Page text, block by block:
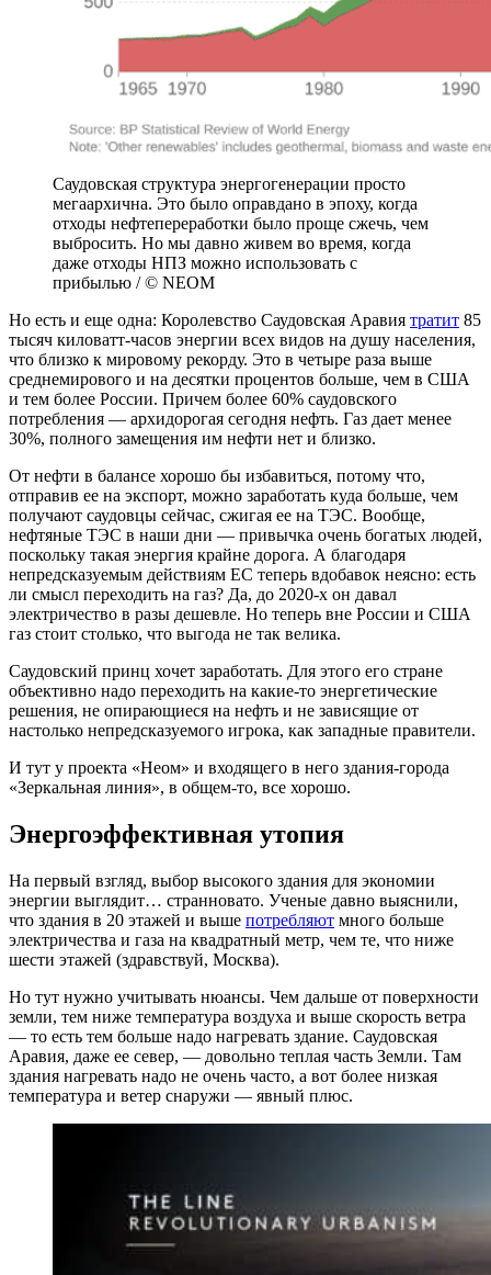
Саудовская структура энергогенерации просто
мегаархична. Это было оправдано в эпоху, когда
отходы нефтепереработки было проще сжечь, чем
выбросить. Но мы давно живем во время, когда
даже отходы НПЗ можно использовать с
прибылью / © NEOM
Но есть и еще одна: Королевство Саудовская Аравия тратит 85
тысяч киловатт-часов энергии всех видов на душу населения,
что близко к мировому рекорду. Это в четыре раза выше
среднемирового и на десятки процентов больше, чем в США
и тем более России. Причем более 60% саудовского
потребления — архидорогая сегодня нефть. Газ дает менее
30%, полного замещения им нефти нет и близко.
От нефти в балансе хорошо бы избавиться, потому что,
отправив ее на экспорт, можно заработать куда больше, чем
получают саудовцы сейчас, сжигая ее на ТЭС. Вообще,
нефтяные ТЭС в наши дни — привычка очень богатых людей,
поскольку такая энергия крайне дорога. А благодаря
непредсказуемым действиям ЕС теперь вдобавок неясно: есть
ли смысл переходить на газ? Да, до 2020-х он давал
электричество в разы дешевле. Но теперь вне России и США
газ стоит столько, что выгода не так велика.
Саудовский принц хочет заработать. Для этого его стране
объективно надо переходить на какие-то энергетические
решения, не опирающиеся на нефть и не зависящие от
настолько непредсказуемого игрока, как западные правители.
И тут у проекта «Неом» и входящего в него здания-города
«Зеркальная линия», в общем-то, все хорошо.
Энергоэффективная утопия
На первый взгляд, выбор высокого здания для экономии
энергии выглядит… странновато. Ученые давно выяснили,
что здания в 20 этажей и выше потребляют много больше
электричества и газа на квадратный метр, чем те, что ниже
шести этажей (здравствуй, Москва).
Но тут нужно учитывать нюансы. Чем дальше от поверхности
земли, тем ниже температура воздуха и выше скорость ветра
— то есть тем больше надо нагревать здание. Саудовская
Аравия, даже ее север, — довольно теплая часть Земли. Там
здания нагревать надо не очень часто, а вот более низкая
температура и ветер снаружи — явный плюс.